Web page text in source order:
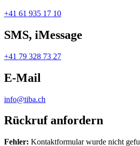
+41 61 935 17 10
SMS, iMessage
+41 79 328 73 27
E-Mail
info@tiba.ch
Rückruf anfordern
Fehler: Kontaktformular wurde nicht